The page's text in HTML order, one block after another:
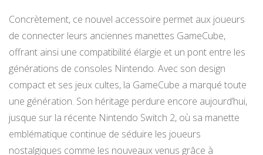
Concrètement, ce nouvel accessoire permet aux joueurs
de connecter leurs anciennes manettes GameCube,
offrant ainsi une compatibilité élargie et un pont entre les
générations de consoles Nintendo. Avec son design
compact et ses jeux cultes, la GameCube a marqué toute
une génération. Son héritage perdure encore aujourd’hui,
jusque sur la récente Nintendo Switch 2, où sa manette
emblématique continue de séduire les joueurs
nostalgiques comme les nouveaux venus grâce à